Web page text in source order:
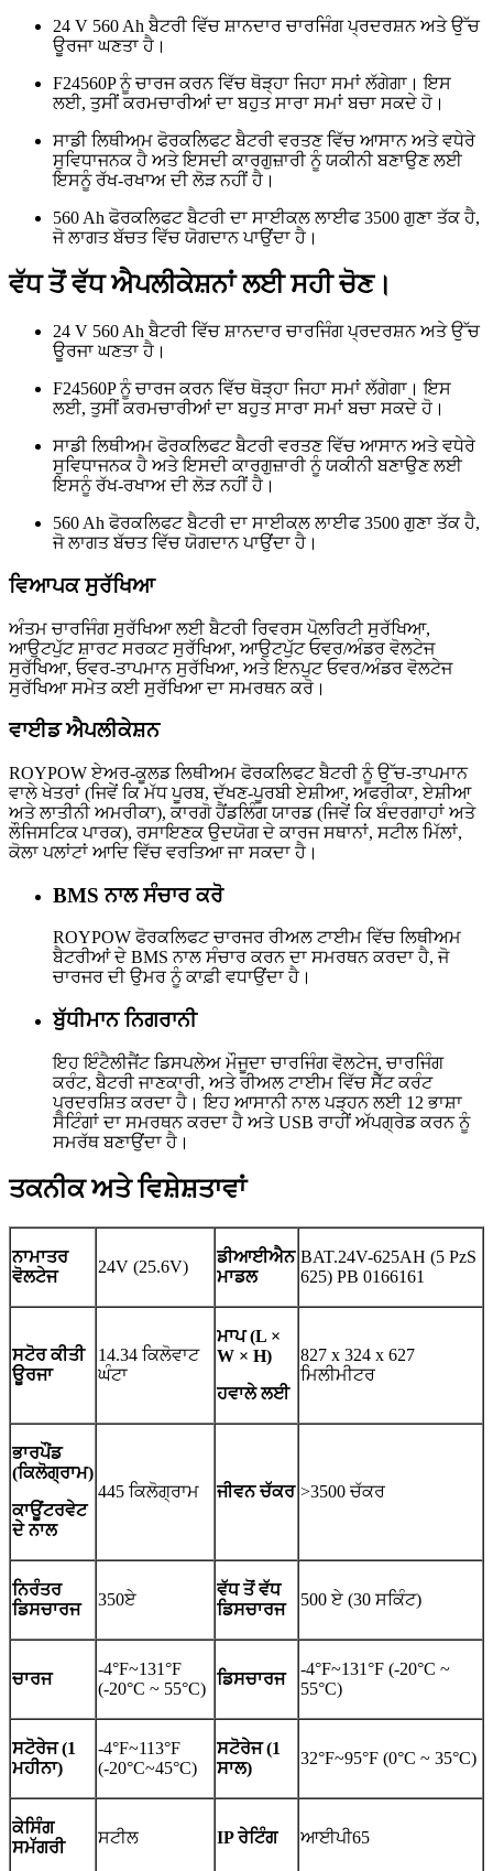
24 V 560 Ah ਬੈਟਰੀ ਵਿੱਚ ਸ਼ਾਨਦਾਰ ਚਾਰਜਿੰਗ ਪ੍ਰਦਰਸ਼ਨ ਅਤੇ ਉੱਚ
ਊਰਜਾ ਘਣਤਾ ਹੈ।
F24560P ਨੂੰ ਚਾਰਜ ਕਰਨ ਵਿੱਚ ਥੋੜ੍ਹਾ ਜਿਹਾ ਸਮਾਂ ਲੱਗੇਗਾ। ਇਸ
ਲਈ, ਤੁਸੀਂ ਕਰਮਚਾਰੀਆਂ ਦਾ ਬਹੁਤ ਸਾਰਾ ਸਮਾਂ ਬਚਾ ਸਕਦੇ ਹੋ।
ਸਾਡੀ ਲਿਥੀਅਮ ਫੋਰਕਲਿਫਟ ਬੈਟਰੀ ਵਰਤਣ ਵਿੱਚ ਆਸਾਨ ਅਤੇ ਵਧੇਰੇ
ਸੁਵਿਧਾਜਨਕ ਹੈ ਅਤੇ ਇਸਦੀ ਕਾਰਗੁਜ਼ਾਰੀ ਨੂੰ ਯਕੀਨੀ ਬਣਾਉਣ ਲਈ
ਇਸਨੂੰ ਰੱਖ-ਰਖਾਅ ਦੀ ਲੋੜ ਨਹੀਂ ਹੈ।
560 Ah ਫੋਰਕਲਿਫਟ ਬੈਟਰੀ ਦਾ ਸਾਈਕਲ ਲਾਈਫ 3500 ਗੁਣਾ ਤੱਕ ਹੈ,
ਜੋ ਲਾਗਤ ਬੱਚਤ ਵਿੱਚ ਯੋਗਦਾਨ ਪਾਉਂਦਾ ਹੈ।
ਵੱਧ ਤੋਂ ਵੱਧ ਐਪਲੀਕੇਸ਼ਨਾਂ ਲਈ ਸਹੀ ਚੋਣ।
24 V 560 Ah ਬੈਟਰੀ ਵਿੱਚ ਸ਼ਾਨਦਾਰ ਚਾਰਜਿੰਗ ਪ੍ਰਦਰਸ਼ਨ ਅਤੇ ਉੱਚ
ਊਰਜਾ ਘਣਤਾ ਹੈ।
F24560P ਨੂੰ ਚਾਰਜ ਕਰਨ ਵਿੱਚ ਥੋੜ੍ਹਾ ਜਿਹਾ ਸਮਾਂ ਲੱਗੇਗਾ। ਇਸ
ਲਈ, ਤੁਸੀਂ ਕਰਮਚਾਰੀਆਂ ਦਾ ਬਹੁਤ ਸਾਰਾ ਸਮਾਂ ਬਚਾ ਸਕਦੇ ਹੋ।
ਸਾਡੀ ਲਿਥੀਅਮ ਫੋਰਕਲਿਫਟ ਬੈਟਰੀ ਵਰਤਣ ਵਿੱਚ ਆਸਾਨ ਅਤੇ ਵਧੇਰੇ
ਸੁਵਿਧਾਜਨਕ ਹੈ ਅਤੇ ਇਸਦੀ ਕਾਰਗੁਜ਼ਾਰੀ ਨੂੰ ਯਕੀਨੀ ਬਣਾਉਣ ਲਈ
ਇਸਨੂੰ ਰੱਖ-ਰਖਾਅ ਦੀ ਲੋੜ ਨਹੀਂ ਹੈ।
560 Ah ਫੋਰਕਲਿਫਟ ਬੈਟਰੀ ਦਾ ਸਾਈਕਲ ਲਾਈਫ 3500 ਗੁਣਾ ਤੱਕ ਹੈ,
ਜੋ ਲਾਗਤ ਬੱਚਤ ਵਿੱਚ ਯੋਗਦਾਨ ਪਾਉਂਦਾ ਹੈ।
ਵਿਆਪਕ ਸੁਰੱਖਿਆ
ਅੰਤਮ ਚਾਰਜਿੰਗ ਸੁਰੱਖਿਆ ਲਈ ਬੈਟਰੀ ਰਿਵਰਸ ਪੋਲਰਿਟੀ ਸੁਰੱਖਿਆ,
ਆਉਟਪੁੱਟ ਸ਼ਾਰਟ ਸਰਕਟ ਸੁਰੱਖਿਆ, ਆਉਟਪੁੱਟ ਓਵਰ/ਅੰਡਰ ਵੋਲਟੇਜ
ਸੁਰੱਖਿਆ, ਓਵਰ-ਤਾਪਮਾਨ ਸੁਰੱਖਿਆ, ਅਤੇ ਇਨਪੁਟ ਓਵਰ/ਅੰਡਰ ਵੋਲਟੇਜ
ਸੁਰੱਖਿਆ ਸਮੇਤ ਕਈ ਸੁਰੱਖਿਆ ਦਾ ਸਮਰਥਨ ਕਰੋ।
ਵਾਈਡ ਐਪਲੀਕੇਸ਼ਨ
ROYPOW ਏਅਰ-ਕੂਲਡ ਲਿਥੀਅਮ ਫੋਰਕਲਿਫਟ ਬੈਟਰੀ ਨੂੰ ਉੱਚ-ਤਾਪਮਾਨ
ਵਾਲੇ ਖੇਤਰਾਂ (ਜਿਵੇਂ ਕਿ ਮੱਧ ਪੂਰਬ, ਦੱਖਣ-ਪੂਰਬੀ ਏਸ਼ੀਆ, ਅਫਰੀਕਾ, ਏਸ਼ੀਆ
ਅਤੇ ਲਾਤੀਨੀ ਅਮਰੀਕਾ), ਕਾਰਗੋ ਹੈਂਡਲਿੰਗ ਯਾਰਡ (ਜਿਵੇਂ ਕਿ ਬੰਦਰਗਾਹਾਂ ਅਤੇ
ਲੌਜਿਸਟਿਕ ਪਾਰਕ), ਰਸਾਇਣਕ ਉਦਯੋਗ ਦੇ ਕਾਰਜ ਸਥਾਨਾਂ, ਸਟੀਲ ਮਿੱਲਾਂ,
ਕੋਲਾ ਪਲਾਂਟਾਂ ਆਦਿ ਵਿੱਚ ਵਰਤਿਆ ਜਾ ਸਕਦਾ ਹੈ।
BMS ਨਾਲ ਸੰਚਾਰ ਕਰੋ
ROYPOW ਫੋਰਕਲਿਫਟ ਚਾਰਜਰ ਰੀਅਲ ਟਾਈਮ ਵਿੱਚ ਲਿਥੀਅਮ
ਬੈਟਰੀਆਂ ਦੇ BMS ਨਾਲ ਸੰਚਾਰ ਕਰਨ ਦਾ ਸਮਰਥਨ ਕਰਦਾ ਹੈ, ਜੋ
ਚਾਰਜਰ ਦੀ ਉਮਰ ਨੂੰ ਕਾਫ਼ੀ ਵਧਾਉਂਦਾ ਹੈ।
ਬੁੱਧੀਮਾਨ ਨਿਗਰਾਨੀ
ਇਹ ਇੰਟੈਲੀਜੈਂਟ ਡਿਸਪਲੇਅ ਮੌਜੂਦਾ ਚਾਰਜਿੰਗ ਵੋਲਟੇਜ, ਚਾਰਜਿੰਗ
ਕਰੰਟ, ਬੈਟਰੀ ਜਾਣਕਾਰੀ, ਅਤੇ ਰੀਅਲ ਟਾਈਮ ਵਿੱਚ ਸੈੱਟ ਕਰੰਟ
ਪ੍ਰਦਰਸ਼ਿਤ ਕਰਦਾ ਹੈ। ਇਹ ਆਸਾਨੀ ਨਾਲ ਪੜ੍ਹਨ ਲਈ 12 ਭਾਸ਼ਾ
ਸੈਟਿੰਗਾਂ ਦਾ ਸਮਰਥਨ ਕਰਦਾ ਹੈ ਅਤੇ USB ਰਾਹੀਂ ਅੱਪਗ੍ਰੇਡ ਕਰਨ ਨੂੰ
ਸਮਰੱਥ ਬਣਾਉਂਦਾ ਹੈ।
ਤਕਨੀਕ ਅਤੇ ਵਿਸ਼ੇਸ਼ਤਾਵਾਂ
ਨਾਮਾਤਰ
ਵੋਲਟੇਜ
24V (25.6V)
ਡੀਆਈਐਨ
ਮਾਡਲ
BAT.24V-625AH (5 PzS
625) PB 0166161
ਸਟੋਰ ਕੀਤੀ
ਊਰਜਾ
14.34 ਕਿਲੋਵਾਟ
ਘੰਟਾ
ਮਾਪ (L ×
W × H)
ਹਵਾਲੇ ਲਈ
827 x 324 x 627
ਮਿਲੀਮੀਟਰ
ਭਾਰਪੌਂਡ
(ਕਿਲੋਗ੍ਰਾਮ)
ਕਾਊਂਟਰਵੇਟ
ਦੇ ਨਾਲ
445 ਕਿਲੋਗ੍ਰਾਮ ਜੀਵਨ ਚੱਕਰ >3500 ਚੱਕਰ
ਨਿਰੰਤਰ
ਡਿਸਚਾਰਜ
350ਏ
ਵੱਧ ਤੋਂ ਵੱਧ
ਡਿਸਚਾਰਜ
500 ਏ (30 ਸਕਿੰਟ)
ਚਾਰਜ
-4°F~131°F
(-20°C ~ 55°C)
ਡਿਸਚਾਰਜ
-4°F~131°F (-20°C ~
55°C)
ਸਟੋਰੇਜ (1
ਮਹੀਨਾ)
-4°F~113°F
(-20°C~45°C)
ਸਟੋਰੇਜ (1
ਸਾਲ)
32°F~95°F (0°C ~ 35°C)
ਕੇਸਿੰਗ
ਸਮੱਗਰੀ
ਸਟੀਲ IP ਰੇਟਿੰਗ ਆਈਪੀ65